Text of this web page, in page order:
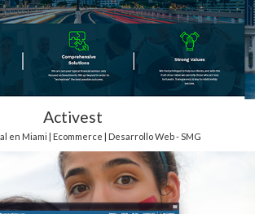
Activest
en Miami | Ecommerce | Desarrollo Web - SMG